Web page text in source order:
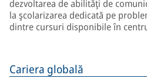
dezvoltarea de abilităţi de
la şcolarizarea dedicată pe
dintre cursuri disponibile în
Cariera globală